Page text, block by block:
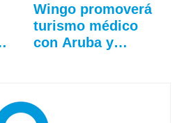
Wingo promoverá
turismo médico
con Aruba y